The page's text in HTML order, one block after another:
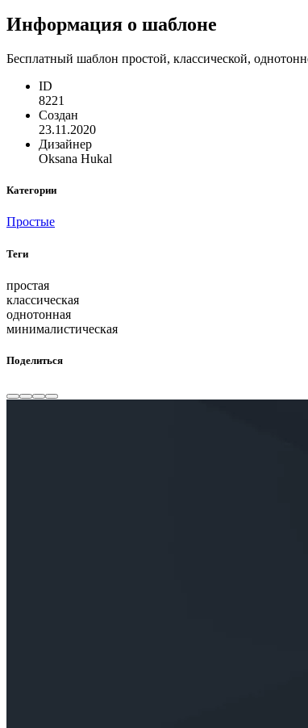
Информация о шаблоне
Бесплатный шаблон простой, классической,
ID
8221
Создан
23.11.2020
Дизайнер
Oksana Hukal
Категории
Простые
Теги
простая
классическая
однотонная
минималистическая
Поделиться